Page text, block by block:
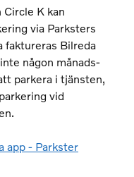
K kan
via Parksters
faktureras Bilreda
någon månads-
parkera i tjänsten,
vid
app - Parkster